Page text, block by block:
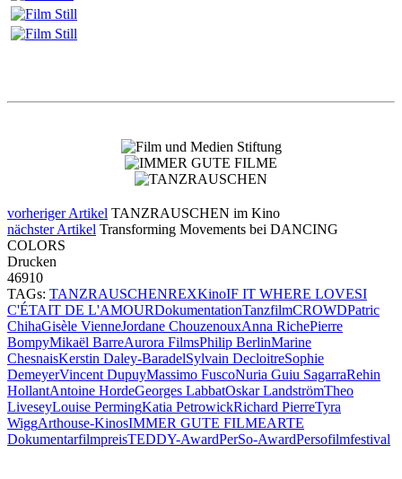
vorheriger Artikel TANZRAUSCHEN im Kino
nächster Artikel Transforming Movements bei DANCING
COLORS
Drucken
46910
TAGs: TANZRAUSCHENREXKinoIF IT WHERE LOVESI
C'ÉTAIT DE L'AMOURDokumentationTanzfilmCROWDPatric
ChihaGisèle VienneJordane ChouzenouxAnna RichePierre
BompyMikaël BarreAurora FilmsPhilip BerlinMarine
ChesnaisKerstin Daley-BaradelSylvain DecloitreSophie
DemeyerVincent DupuyMassimo FuscoNuria Guiu SagarraRehin
HollantAntoine HordeGeorges LabbatOskar LandströmTheo
LiveseyLouise PermingKatia PetrowickRichard PierreTyra
WiggArthouse-KinosIMMER GUTE FILMEARTE
DokumentarfilmpreisTEDDY-AwardPerSo-AwardPersofilmfestival